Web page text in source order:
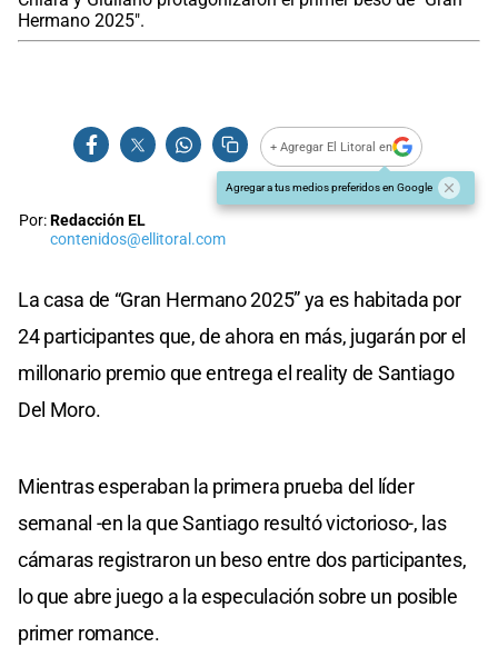
Hermano 2025".
+ Agregar El Litoral en
Agregar a tus medios preferidos en Google
Por:Redacción EL
contenidos@ellitoral.com
La casa de “Gran Hermano 2025” ya es habitada por
24 participantes que, de ahora en más, jugarán por el
millonario premio que entrega el reality de Santiago
Del Moro.
Mientras esperaban la primera prueba del líder
semanal -en la que Santiago resultó victorioso-, las
cámaras registraron un beso entre dos participantes,
lo que abre juego a la especulación sobre un posible
primer romance.